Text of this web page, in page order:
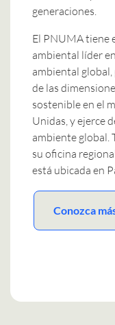
generaciones.
El PNUMA tiene
ambiental líder
ambiental
de las
sostenible en el
Unidas, y ejerce
ambiente global.
su oficina
está ubicada en
Conozca